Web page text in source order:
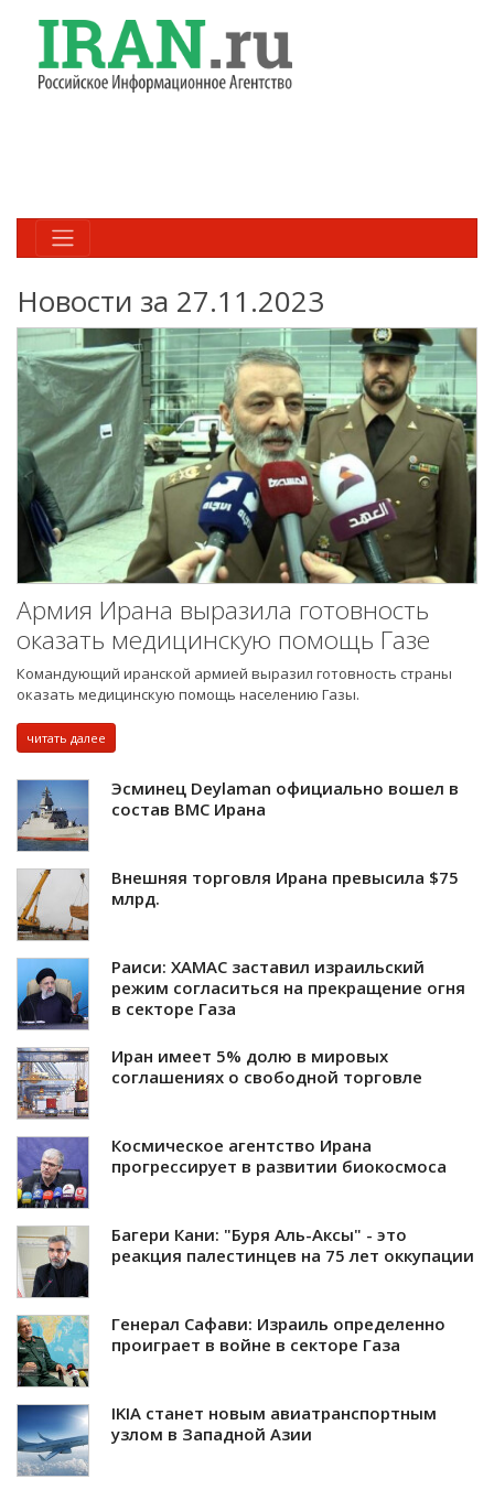
Новости за 27.11.2023
Армия Ирана выразила готовность
оказать медицинскую помощь Газе
Командующий иранской армией выразил готовность страны
оказать медицинскую помощь населению Газы.
читать далее
Эсминец Deylaman официально вошел в
состав ВМС Ирана
Внешняя торговля Ирана превысила $75
млрд.
Раиси: ХАМАС заставил израильский
режим согласиться на прекращение огня
в секторе Газа
Иран имеет 5% долю в мировых
соглашениях о свободной торговле
Космическое агентство Ирана
прогрессирует в развитии биокосмоса
Багери Кани: "Буря Аль-Аксы" - это
реакция палестинцев на 75 лет оккупации
Генерал Сафави: Израиль определенно
проиграет в войне в секторе Газа
IKIA станет новым авиатранспортным
узлом в Западной Азии